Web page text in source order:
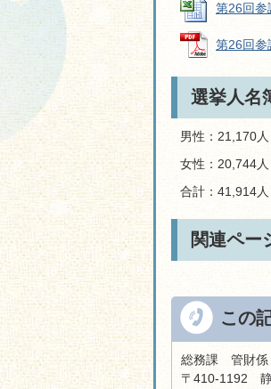
第26回参
第26回参
選挙人名
男性：21,170人
女性：20,744人
合計：41,914人
関連ペー
この
総務課 管財係
〒410-1192